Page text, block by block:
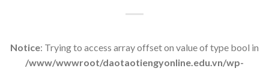
Notice: Trying to access array offset on value of type bool in
/www/wwwroot/daotaotiengyonline.edu.vn/wp-